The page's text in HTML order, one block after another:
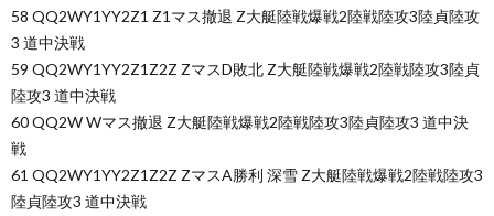
58 QQ2WY1YY2Z1 Z1マス撤退 Z大艇陸戦爆戦2陸戦陸攻3陸貞陸攻
3 道中決戦
59 QQ2WY1YY2Z1Z2Z ZマスD敗北 Z大艇陸戦爆戦2陸戦陸攻3陸貞
陸攻3 道中決戦
60 QQ2W Wマス撤退 Z大艇陸戦爆戦2陸戦陸攻3陸貞陸攻3 道中決
戦
61 QQ2WY1YY2Z1Z2Z ZマスA勝利 深雪 Z大艇陸戦爆戦2陸戦陸攻3
陸貞陸攻3 道中決戦